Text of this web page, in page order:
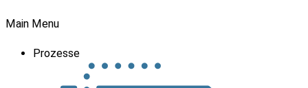
Main Menu
Prozesse